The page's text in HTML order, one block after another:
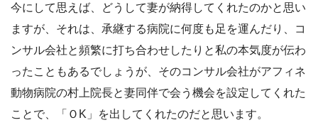
今にして思えば、どうして妻が納得してくれたのかと思い
ますが、それは、承継する病院に何度も足を運んだり、コ
ンサル会社と頻繁に打ち合わせしたりと私の本気度が伝わ
ったこともあるでしょうが、そのコンサル会社がアフィネ
動物病院の村上院長と妻同伴で会う機会を設定してくれた
ことで、「ＯK」を出してくれたのだと思います。